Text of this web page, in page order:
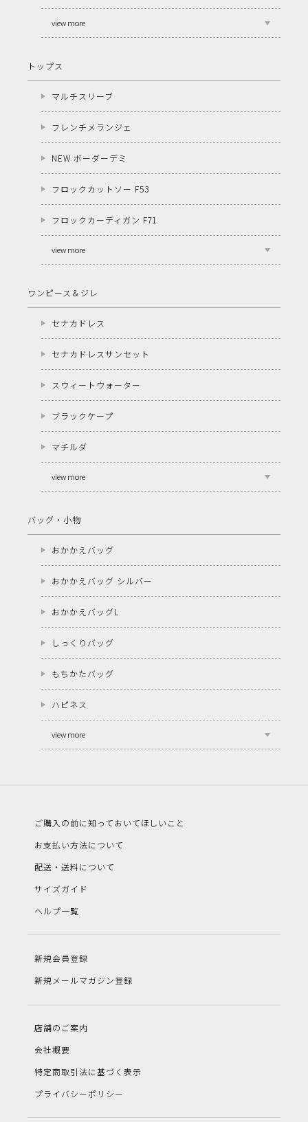
view more
トップス
マルチスリーブ
フレンチメランジェ
NEW ボーダーデミ
フロックカットソー F53
フロックカーディガン F71
view more
ワンピース＆ジレ
セナカドレス
セナカドレスサンセット
スウィートウォーター
ブラックケープ
マチルダ
view more
バッグ・小物
おかかえバッグ
おかかえバッグ シルバー
おかかえバッグL
しっくりバッグ
もちかたバッグ
ハピネス
view more
ご購入の前に知っておいてほしいこと
お支払い方法について
配送・送料について
サイズガイド
ヘルプ一覧
新規会員登録
新規メールマガジン登録
店舗のご案内
会社概要
特定商取引法に基づく表示
プライバシーポリシー